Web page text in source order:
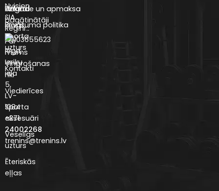
Nvision
SIA
Reģ.nr.:
40103655623
Rīga,
Ieriķu
iela
5,
LV-
1084
+371
24002268
trenins@trenins.lv
Uztura
bagātinātāji
Sporta
uzturs
Vingrošanas
rīki
Viedierīces
Sporta
aksesuāri
Veselīgs
uzturs
Ēteriskās
eļļas
Anketa
Blogs
Par
mums
Kontakti
Piegāde un apmaksa
Privātuma politika